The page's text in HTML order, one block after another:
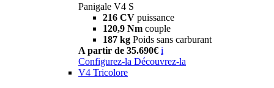
Panigale V4 S
216 CV puissance
120,9 Nm couple
187 kg Poids sans carburant
A partir de 35.690€ i
Configurez-la Découvrez-la
V4 Tricolore